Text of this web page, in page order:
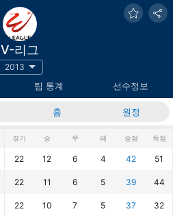
V-리그
2013
팀 통계 선수정보
홈 원정
경기 승 무 패 승점 득점
22 12 6 4 42 51
22 11 6 5 39 44
22 10 7 5 37 32